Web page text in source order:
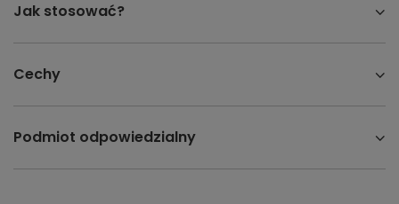
Jak stosować?
Cechy
Podmiot odpowiedzialny